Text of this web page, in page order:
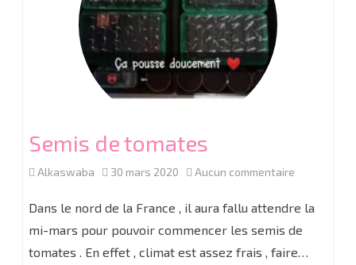
Semis de tomates
Alkaswaba 30 mars 2020 Aucun commentaire
de
tomates
Dans le nord de la France , il aura fallu attendre la
mi-mars pour pouvoir commencer les semis de
tomates . En effet , climat est assez frais , faire…